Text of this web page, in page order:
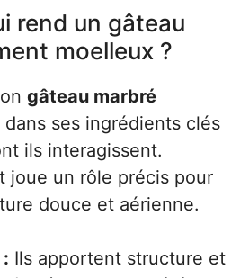
rend un gâteau
moelleux ?
gâteau marbré
dans ses ingrédients clés
ils interagissent.
joue un rôle précis pour
douce et aérienne.
Ils apportent structure et